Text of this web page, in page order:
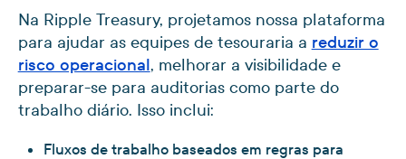
Na Ripple Treasury, projetamos nossa plataforma
para ajudar as equipes de tesouraria a reduzir o
risco operacional, melhorar a visibilidade e
preparar-se para auditorias como parte do
trabalho diário. Isso inclui:
Fluxos de trabalho baseados em regras para